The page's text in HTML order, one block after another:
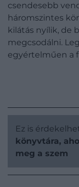
csendesebb
háromszintes
kilátás nyílik, de
megcsodálni.
egyértelműen a
Ez is
könyvtára,
meg a szem